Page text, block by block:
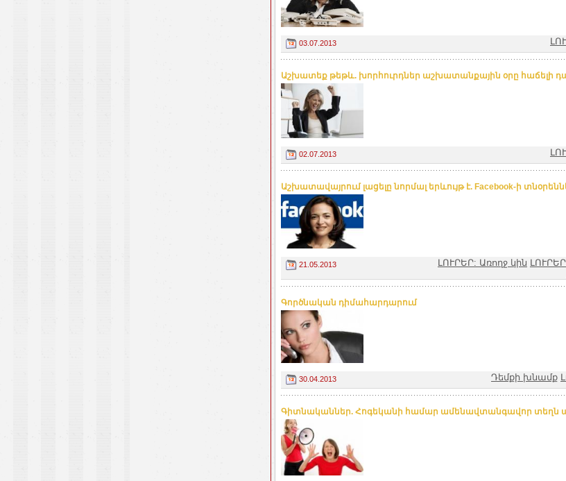
03.07.2013
Աշխատեք թեթև. խորհուրդներ աշխատանքային օրը հաճելի
02.07.2013
Աշխատավայրում լացելը նորմալ երևույթ է. Facebook-ի
21.05.2013 ԼՈՒՐԵՐ: Առողջ կին
Գործնական դիմահարդարում
30.04.2013 Դեմքի խնամք
Գիտնականներ. Հոգեկանի համար ամենավտանգավոր տեղն